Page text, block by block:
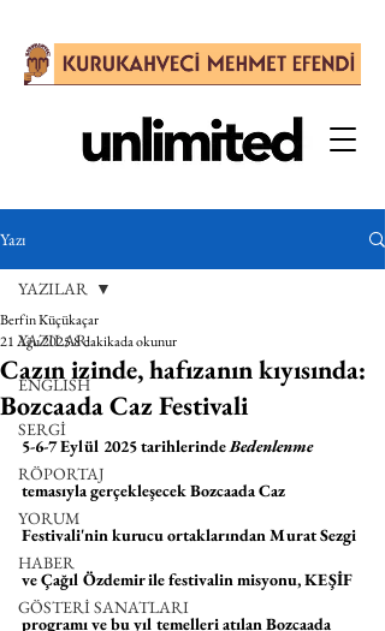
Yazı
YAZILAR
ENGLISH
SERGİ
RÖPORTAJ
YORUM
HABER
GÖSTERİ SANATLARI
YAZILAR
Cazın izinde, hafızanın kıyısında:
Bozcaada Caz Festivali
Berfin Küçükaçar
21 Ağu 20258 dakikada okunur
5-6-7 Eylül 2025 tarihlerinde Bedenlenme
temasıyla gerçekleşecek Bozcaada Caz
Festivali'nin kurucu ortaklarından Murat Sezgi
ve Çağıl Özdemir ile festivalin misyonu, KEŞİF
programı ve bu yıl temelleri atılan Bozcaada